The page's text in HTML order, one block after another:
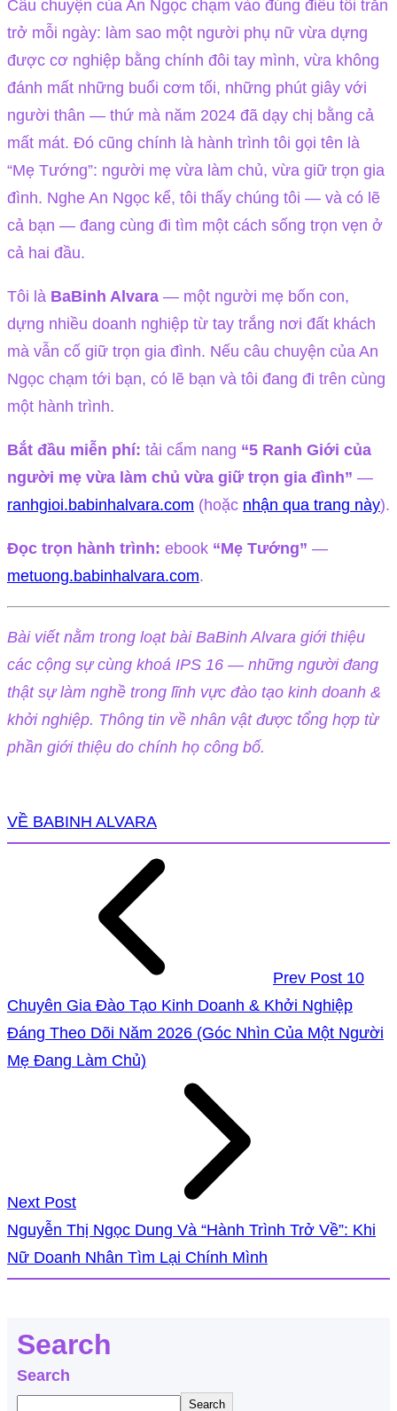
Câu chuyện của An Ngọc chạm vào đúng điều tôi trăn
trở mỗi ngày: làm sao một người phụ nữ vừa dựng
được cơ nghiệp bằng chính đôi tay mình, vừa không
đánh mất những buổi cơm tối, những phút giây với
người thân — thứ mà năm 2024 đã dạy chị bằng cả
mất mát. Đó cũng chính là hành trình tôi gọi tên là
“Mẹ Tướng”: người mẹ vừa làm chủ, vừa giữ trọn gia
đình. Nghe An Ngọc kể, tôi thấy chúng tôi — và có lẽ
cả bạn — đang cùng đi tìm một cách sống trọn vẹn ở
cả hai đầu.
Tôi là BaBinh Alvara — một người mẹ bốn con,
dựng nhiều doanh nghiệp từ tay trắng nơi đất khách
mà vẫn cố giữ trọn gia đình. Nếu câu chuyện của An
Ngọc chạm tới bạn, có lẽ bạn và tôi đang đi trên cùng
một hành trình.
Bắt đầu miễn phí: tải cẩm nang “5 Ranh Giới của
người mẹ vừa làm chủ vừa giữ trọn gia đình” —
ranhgioi.babinhalvara.com (hoặc nhận qua trang này).
Đọc trọn hành trình: ebook “Mẹ Tướng” —
metuong.babinhalvara.com.
Bài viết nằm trong loạt bài BaBinh Alvara giới thiệu
các cộng sự cùng khoá IPS 16 — những người đang
thật sự làm nghề trong lĩnh vực đào tạo kinh doanh &
khởi nghiệp. Thông tin về nhân vật được tổng hợp từ
phần giới thiệu do chính họ công bố.
VỀ BABINH ALVARA
Prev Post 10
Chuyên Gia Đào Tạo Kinh Doanh & Khởi Nghiệp
Đáng Theo Dõi Năm 2026 (Góc Nhìn Của Một Người
Mẹ Đang Làm Chủ)
Next Post
Nguyễn Thị Ngọc Dung Và “Hành Trình Trở Về”: Khi
Nữ Doanh Nhân Tìm Lại Chính Mình
Search
Search
Search